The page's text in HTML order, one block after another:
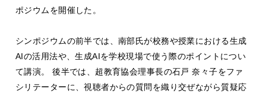
ポジウムを開催した。
シンポジウムの前半では、南部氏が校務や授業における生成
AIの活用法や、生成AIを学校現場で使う際のポイントについ
て講演。 後半では、超教育協会理事長の石戸 奈々子をファ
シリテーターに、視聴者からの質問を織り交ぜながら質疑応